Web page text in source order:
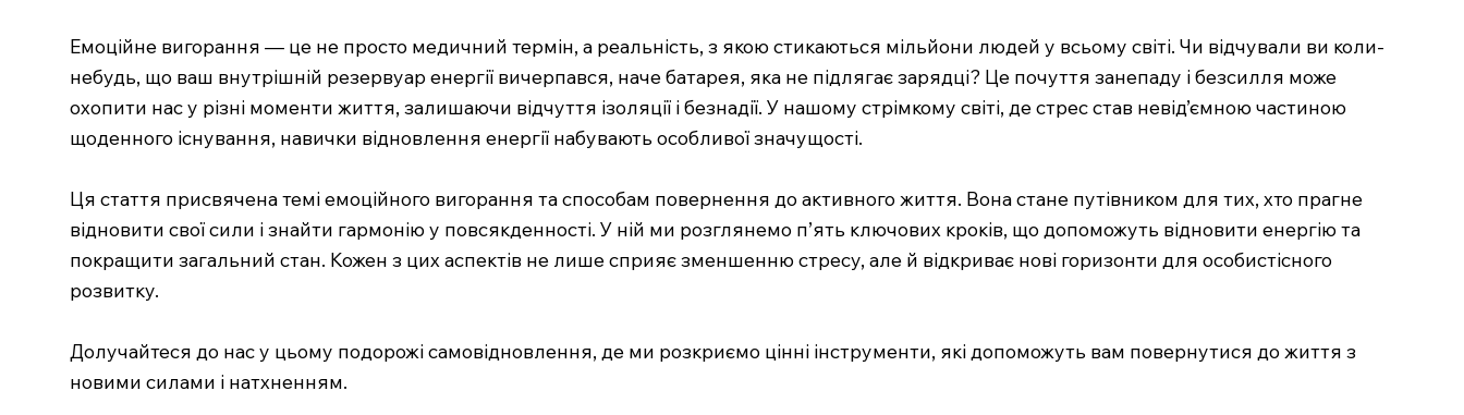
Емоційне вигорання — це не просто медичний термін, а реальність, з якою стикаються мільйони людей у всьому світі. Чи відчували ви коли-
небудь, що ваш внутрішній резервуар енергії вичерпався, наче батарея, яка не підлягає зарядці? Це почуття занепаду і безсилля може
охопити нас у різні моменти життя, залишаючи відчуття ізоляції і безнадії. У нашому стрімкому світі, де стрес став невід’ємною частиною
щоденного існування, навички відновлення енергії набувають особливої значущості.
Ця стаття присвячена темі емоційного вигорання та способам повернення до активного життя. Вона стане путівником для тих, хто прагне
відновити свої сили і знайти гармонію у повсякденності. У ній ми розглянемо п’ять ключових кроків, що допоможуть відновити енергію та
покращити загальний стан. Кожен з цих аспектів не лише сприяє зменшенню стресу, але й відкриває нові горизонти для особистісного
розвитку.
Долучайтеся до нас у цьому подорожі самовідновлення, де ми розкриємо цінні інструменти, які допоможуть вам повернутися до життя з
новими силами і натхненням.